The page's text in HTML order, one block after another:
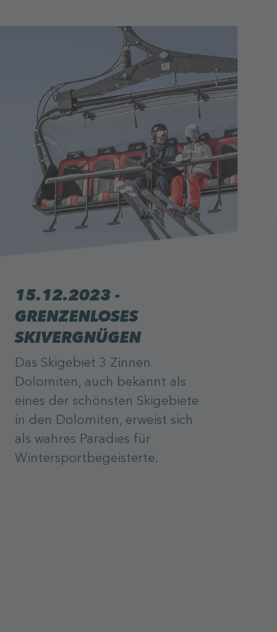
15.12.2023 -
GRENZENLOSES
SKIVERGNÜGEN
Das Skigebiet 3 Zinnen
Dolomiten, auch bekannt als
eines der schönsten Skigebiete
in den Dolomiten, erweist sich
als wahres Paradies für
Wintersportbegeisterte.